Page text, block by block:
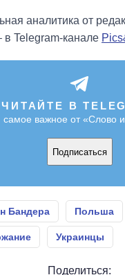
аналитика от
в Telegram-канале
ЧИТАЙТЕ В
самое важное от «Слово
Подписаться
Бандера Польша
Украинцы
Поделиться: